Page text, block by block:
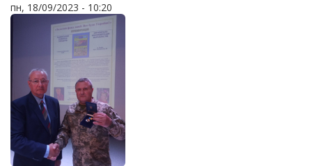
пн, 18/09/2023 - 10:20